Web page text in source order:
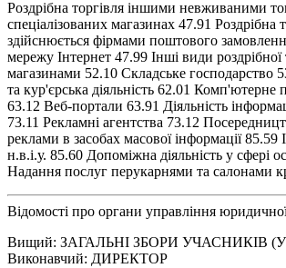
Роздрібна торгівля іншими невживаними
спеціалізованих магазинах 47.91 Роздрібна
здійснюється фірмами поштового
мережу Інтернет 47.99 Інші види роздрібної
магазинами 52.10 Складське господарство
та кур'єрська діяльність 62.01 Комп'ютерне
63.12 Веб-портали 63.91 Діяльність
73.11 Рекламні агентства 73.12
реклами в засобах масової інформації 85.59
н.в.і.у. 85.60 Допоміжна діяльність у сфері
Надання послуг перукарнями та салонами
Відомості про органи управління
Вищий: ЗАГАЛЬНІ ЗБОРИ УЧАСНИКІВ
Виконавчий: ДИРЕКТОР